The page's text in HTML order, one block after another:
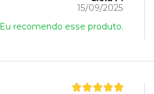
15/09/2025
Eu recomendo esse produto.